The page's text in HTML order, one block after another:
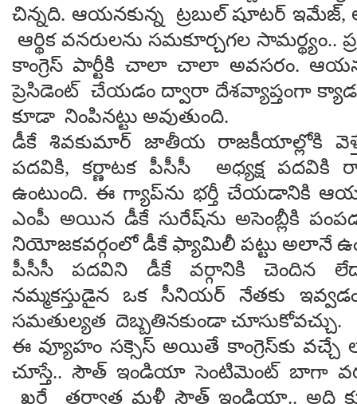
చిన్నది. ఆయనకున్న ట్రబుల్ షూటర్ ఇమేజ్,
ఆర్థిక వనరులను సమకూర్చగల సామర్థ్యం..
కాంగ్రెస్ పార్టీకి చాలా చాలా అవసరం.
ప్రెసిడెంట్ చేయడం ద్వారా దేశవ్యాప్తంగా
కూడా నింపిన‌ట్టు అవుతుంది.
డీకే శివకుమార్ జాతీయ రాజకీయాల్లోకి
పదవికి, కర్ణాటక పీసీసీ అధ్యక్ష
ఉంటుంది. ఈ గ్యాప్‌ను భర్తీ చేయడానికి
ఎంపీ అయిన డీకే సురేష్‌ను అసెంబ్లీకి
నియోజకవర్గంలో డీకే ఫ్యామిలీ పట్టు అలానే
పీసీసీ పదవిని డీకే వర్గానికి చెందిన
నమ్మకస్తుడైన ఒక సీనియర్ నేతకు
సమతుల్యత దెబ్బతినకుండా చూసుకోవచ్చు.
ఈ వ్యూహం సక్సెస్ అయితే కాంగ్రెస్‌కు
చూస్తే.. సౌత్ ఇండియా సెంటిమెంట్ బాగా
ఖర్గే తర్వాత మళ్లీ సౌత్ ఇండియా.. అది